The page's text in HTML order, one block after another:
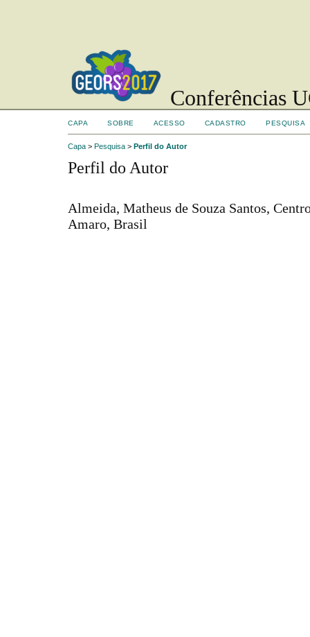
Conferências
CAPA SOBRE ACESSO CADASTRO PESQUISA
Capa > Pesquisa > Perfil do Autor
Perfil do Autor
Almeida, Matheus de Souza Santos,
Amaro, Brasil